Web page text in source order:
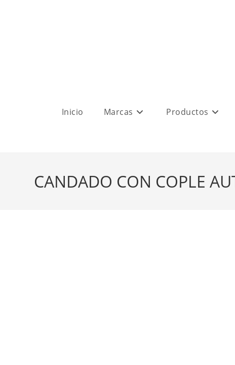
Inicio Marcas Productos
CANDADO CON COPLE